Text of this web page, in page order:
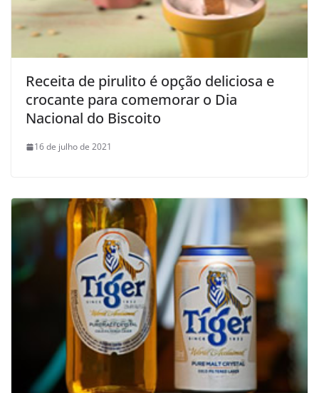
Receita de pirulito é opção deliciosa e
crocante para comemorar o Dia
Nacional do Biscoito
16 de julho de 2021